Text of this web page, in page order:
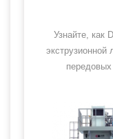
Узнайте, как